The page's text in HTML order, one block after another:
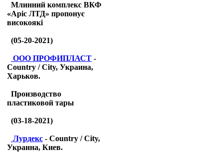
Млинний комплекс ВКФ
«Аріс ЛТД» пропонує
високоякі
(05-20-2021)
ООО ПРОФИПЛАСТ -
Country / City, Украина,
Харьков.
Производство
пластиковой тары
(03-18-2021)
Лурдекс - Country / City,
Украина, Киев.